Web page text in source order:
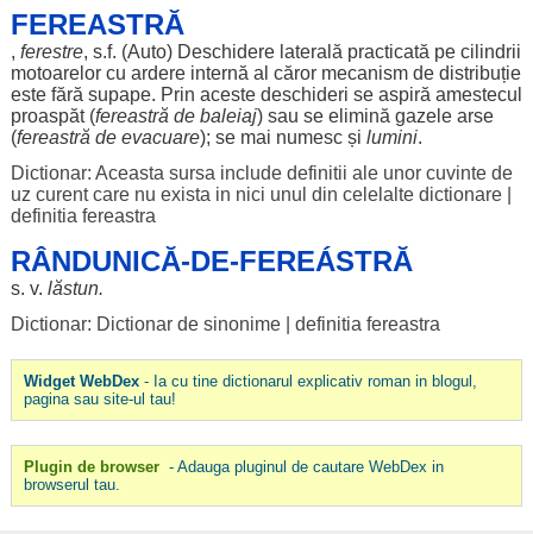
FEREASTRĂ
, ferestre, s.f. (Auto) Deschidere laterală practicată pe cilindrii
motoarelorcu ardere internă al căror mecanismde distribuție
este fără supape. Prin aceste deschideri se aspiră amestecul
proaspăt(fereastră de baleiaj) sau se elimină gazele arse
(fereastră de evacuare); se mai numescși lumini.
Dictionar: Aceasta sursa include definitii ale unor cuvinte de
uz curent care nu exista in nici unul din celelalte dictionare|
definitia fereastra
RÂNDUNICĂ-DE-FEREÁSTRĂ
s. v. lăstun.
Dictionar: Dictionar de sinonime| definitia fereastra
Widget WebDex- Ia cu tine dictionarul explicativ roman in blogul,
pagina sau site-ul tau!
Plugin de browser - Adauga pluginul de cautare WebDex in
browserul tau.